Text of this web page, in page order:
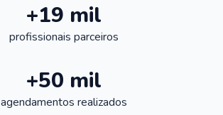
+19 mil
profissionais parceiros
+50 mil
agendamentos realizados